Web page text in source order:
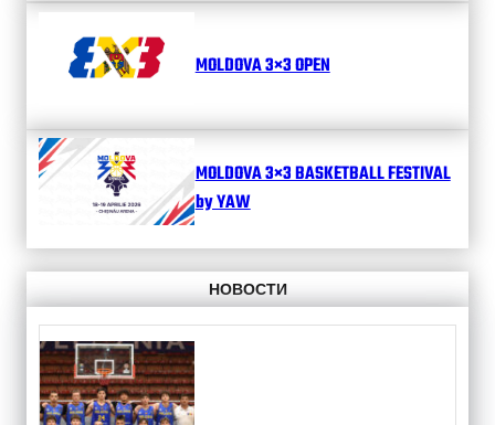
MOLDOVA 3×3 OPEN
MOLDOVA 3×3 BASKETBALL FESTIVAL
by YAW
НОВОСТИ